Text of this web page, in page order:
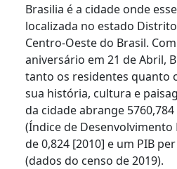
Brasilia é a cidade onde
localizada no estado
Centro-Oeste do Brasil.
aniversário em 21 de Abril,
tanto os residentes quanto
sua história, cultura e
da cidade abrange
(Índice de
de 0,824 [2010] e um PIB
(dados do censo de 2019).